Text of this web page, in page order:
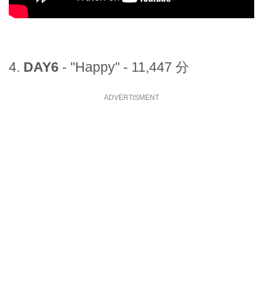
4. DAY6 - "Happy" - 11,447 分
ADVERTISMENT